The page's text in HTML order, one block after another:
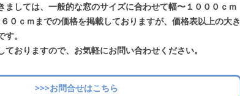
ましては、一般的な窓のサイズに合わせて幅〜１０００ｃｍ
０ｃｍまでの価格を掲載しておりますが、価格表以上の大き
。
おりますので、お気軽にお問い合わせください。
>>>お問合せはこちら